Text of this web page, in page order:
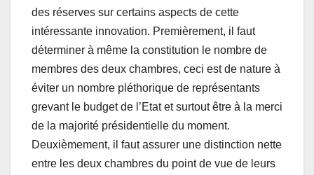
des réserves sur certains aspects de cette
intéressante innovation. Premièrement, il faut
déterminer à même la constitution le nombre de
membres des deux chambres, ceci est de nature à
éviter un nombre pléthorique de représentants
grevant le budget de l’Etat et surtout être à la merci
de la majorité présidentielle du moment.
Deuxièmement, il faut assurer une distinction nette
entre les deux chambres du point de vue de leurs